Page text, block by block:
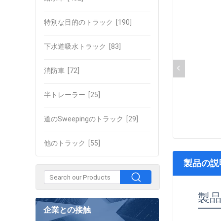
特別な目的のトラック [190]
下水道吸水トラック [83]
消防車 [72]
半トレーラー [25]
道のSweepingのトラック [29]
他のトラック [55]
企業との接触
製品の
製